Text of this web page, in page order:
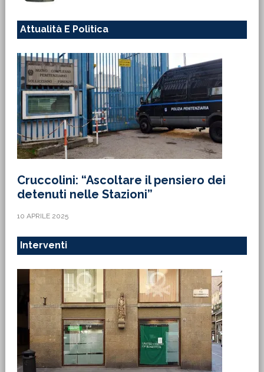
Attualità E Politica
Cruccolini: “Ascoltare il pensiero dei
detenuti nelle Stazioni”
10 APRILE 2025
Interventi